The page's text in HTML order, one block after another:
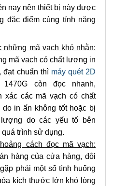
nay nên thiết bị này được
đặc điểm cùng tính năng
những mã vạch khó nhằn:
mã vạch có chất lượng in
đạt chuẩn thì máy quét 2D
1470G còn đọc nhanh,
xác các mã vạch có chất
do in ấn không tốt hoặc bị
do các yếu tố bên
quá trình sử dụng.
cách đọc mã vạch:
hàng của cửa hàng, đôi
phải một số tình huống
kích thước lớn khó lòng